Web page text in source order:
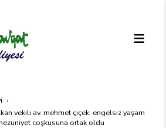
veki̇li̇ av. mehmet çi̇çek, engelsi̇z yaşam
coşkusuna ortak oldu